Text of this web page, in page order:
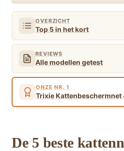
OVERZICHT
Top 5 in het kort
REVIEWS
Alle modellen getest
ONZE NR. 1
Trixie Kattenbeschermnet
De 5 beste